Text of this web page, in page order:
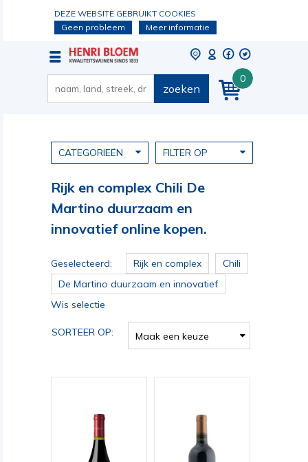
DEZE WEBSITE GEBRUIKT COOKIES
Geen probleem
Meer informatie
0
zoeken
CATEGORIEËN FILTER OP
Rijk en complex Chili De
Martino duurzaam en
innovatief online kopen.
Geselecteerd: Rijk en complex
Chili
De Martino duurzaam en innovatief
Wis selectie
SORTEER OP: Maak een keuze